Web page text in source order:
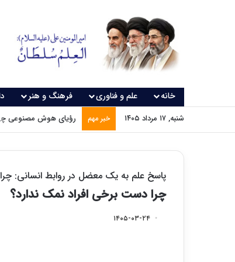
خانه علم و فناوری فرهنگ و هنر
شنبه, ۱۷ مرداد ۱۴۰۵ خبر مهم رؤیای هوش مصنوعی چه
پاسخ علم به یک معضل در روابط انسانی:
چرا دست برخی افراد نمک ندارد؟
۱۴۰۵-۰۳-۲۴